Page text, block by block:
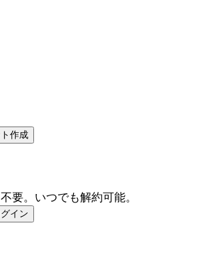
作成
要。いつでも解約可能。
イン